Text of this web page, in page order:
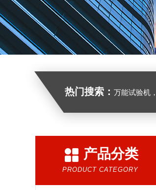
热门搜索： 万能试验机，压力试验机，沥青
产品分类
PRODUCT CATEGORY